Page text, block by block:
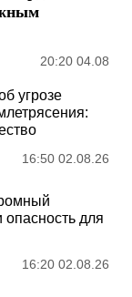
20:20 04.08
угрозе
16:50 02.08.26
опасность для
16:20 02.08.26